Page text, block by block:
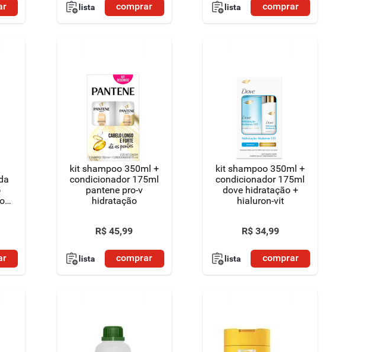
lista comprar lista comprar
kit shampoo 350ml +
condicionador 175ml
pantene pro-v
hidratação
R$ 45,99
lista comprar
kit shampoo 350ml +
condicionador 175ml
dove hidratação +
hialuron-vit
R$ 34,99
lista comprar